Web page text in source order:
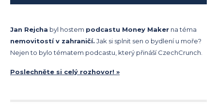
Jan Rejcha byl hostem podcastu Money Maker na téma
nemovitostí v zahraničí. Jak si splnit sen o bydlení u moře?
Nejen to bylo tématem podcastu, který přináší CzechCrunch.
Poslechněte si celý rozhovor! »